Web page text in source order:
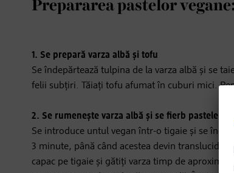
Prepararea pastelor vegane:
1. Se prepară varza albă și tofu
Se îndepărtează tulpina de la varza albă și se
felii subțiri. Tăiați tofu afumat în cuburi mici.
2. Se rumenește varza albă și se fierb pastele
Se introduce untul vegan într-o tigaie și se
3 minute, până când acestea devin
capac pe tigaie și gătiți varza timp de